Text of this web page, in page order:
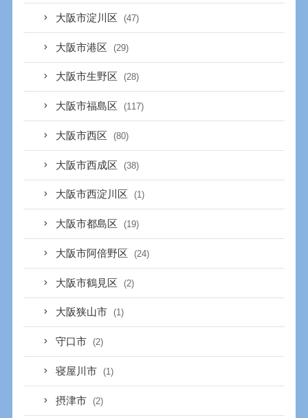
大阪市淀川区 (47)
大阪市港区 (29)
大阪市生野区 (28)
大阪市福島区 (117)
大阪市西区 (80)
大阪市西成区 (38)
大阪市西淀川区 (1)
大阪市都島区 (19)
大阪市阿倍野区 (24)
大阪市鶴見区 (2)
大阪狭山市 (1)
守口市 (2)
寝屋川市 (1)
摂津市 (2)